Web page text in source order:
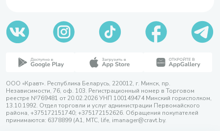
ООО «Кравт». Республика Беларусь, 220012, г. Минск, пр.
Независимости, 76, оф. 103. Регистрационный номер в Торговом
реестре №769481 от 20.02.2026 УНП 100149474 Минский горисполком,
13.10.1992. Отдел торговли и услуг администрации Первомайского
района, +375172151740; +375172152626. Обращения покупателей
принимаются: 6378899 (А1, МТС, life, imanager@cravt.by.